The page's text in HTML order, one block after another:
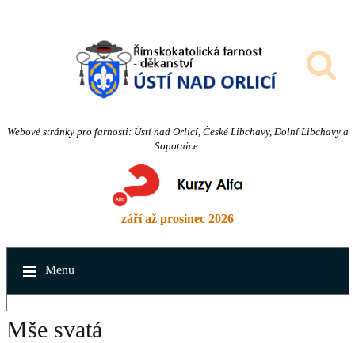
Webové stránky pro farnosti: Ústí nad Orlicí, České Libchavy, Dolní Libchavy a
Sopotnice.
září až prosinec 2026
Menu
Mše svatá